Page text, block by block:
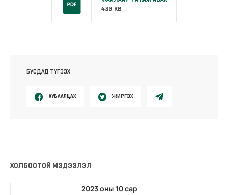
430 KB
БУСДАД ТҮГЭЭХ
ХУВААЛЦАХ ЖИРГЭХ
ХОЛБООТОЙ МЭДЭЭЛЭЛ
2023 оны 10 сар